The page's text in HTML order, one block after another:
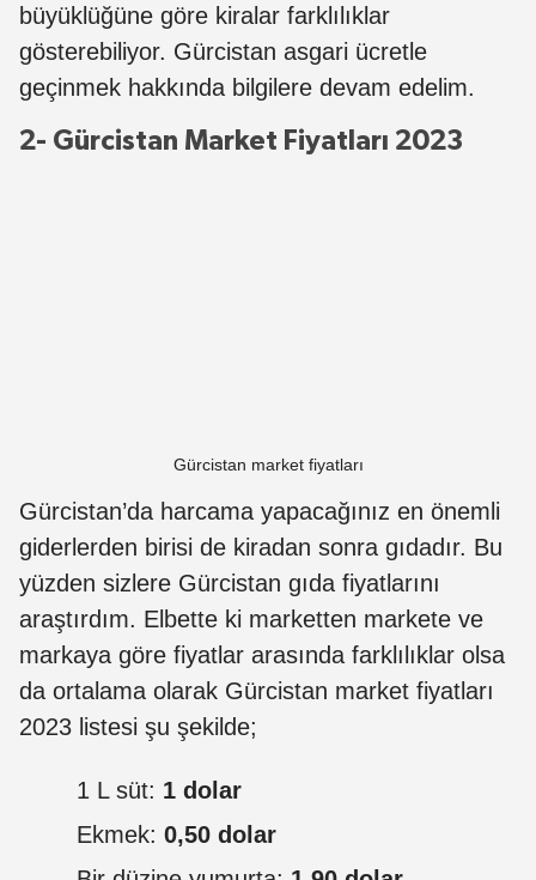
büyüklüğüne göre kiralar farklılıklar
gösterebiliyor. Gürcistan asgari ücretle
geçinmek hakkında bilgilere devam edelim.
2- Gürcistan Market Fiyatları 2023
Gürcistan market fiyatları
Gürcistan’da harcama yapacağınız en önemli
giderlerden birisi de kiradan sonra gıdadır. Bu
yüzden sizlere Gürcistan gıda fiyatlarını
araştırdım. Elbette ki marketten markete ve
markaya göre fiyatlar arasında farklılıklar olsa
da ortalama olarak Gürcistan market fiyatları
2023 listesi şu şekilde;
1 L süt: 1 dolar
Ekmek: 0,50 dolar